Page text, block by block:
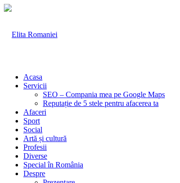
Acasa
Servicii
SEO – Compania mea pe Google Maps
Reputație de 5 stele pentru afacerea ta
Afaceri
Sport
Social
Artă și cultură
Profesii
Diverse
Special în România
Despre